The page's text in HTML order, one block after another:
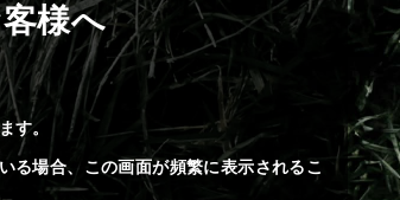
様へ
す。
る場合、この画面が頻繁に表示されるこ